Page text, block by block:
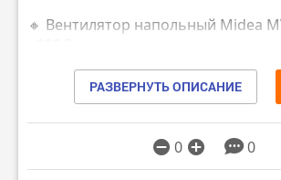
🔸 Вентилятор напольный Midea
М.Видео
Эльдорадо ПЕРЕЙТИ
🔸 Мини-печь Oursson MO0905/
ПЕРЕЙТИ
РАЗВЕРНУТЬ ОПИСАНИЕ
0 0